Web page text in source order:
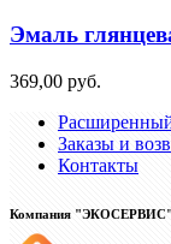
Эмаль
369,00 руб.
Заказы и
Контакты
Компания "ЭКОСЕРВИС"